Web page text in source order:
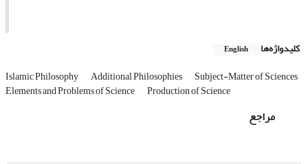
کلیدواژه‌ها English
Islamic Philosophy Additional Philosophies Subject-Matter of Sciences
Elements and Problems of Science Production of Science
مراجع